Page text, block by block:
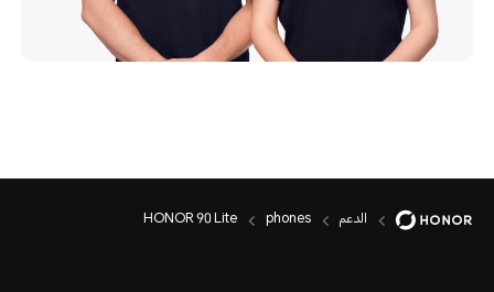
الدعم phones
HONOR 90 Lite